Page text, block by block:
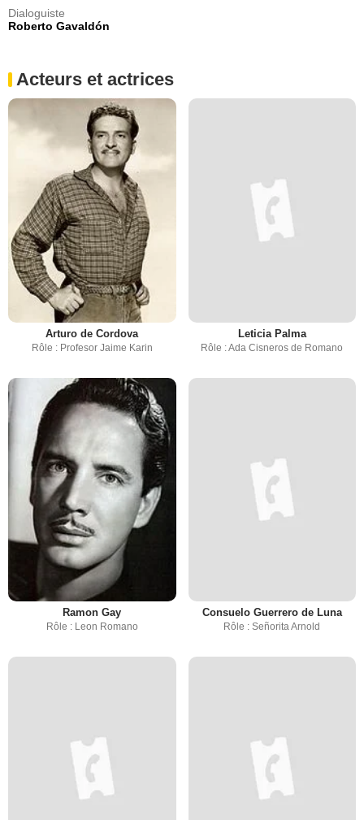
Dialoguiste
Roberto Gavaldón
Acteurs et actrices
Arturo de Cordova
Rôle : Profesor Jaime Karin
Leticia Palma
Rôle : Ada Cisneros de Romano
Ramon Gay
Rôle : Leon Romano
Consuelo Guerrero de Luna
Rôle : Señorita Arnold